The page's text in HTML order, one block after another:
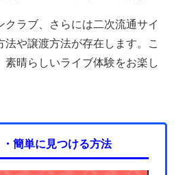
クラブ、さらには二次流通サイ
法や譲渡方法が存在します。こ
晴らしいライブ体験をお楽し
簡単に見つける方法